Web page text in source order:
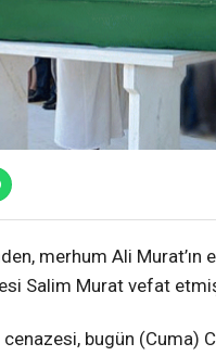
merhum Ali Murat’ın
Salim Murat vefat
bugün (Cuma)